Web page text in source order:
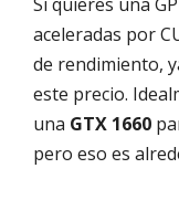
aceleradas por
de rendimiento,
este precio.
una GTX 1660
pero eso es